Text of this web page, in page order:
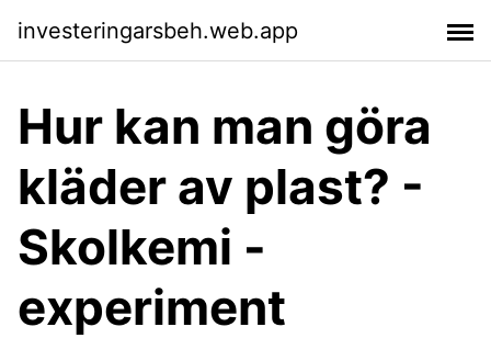
investeringarsbeh.web.app
Hur kan man göra
kläder av plast? -
Skolkemi -
experiment